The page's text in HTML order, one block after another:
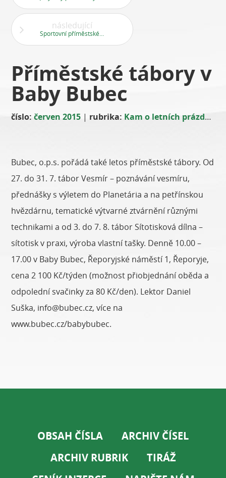
následující
Příměstské tábory v
Baby Bubec
číslo: červen 2015 | rubrika: Kam o letních prázdninách?
Bubec, o.p.s. pořádá také letos příměstské tábory. Od
27. do 31. 7. tábor Vesmír – poznávání vesmíru,
přednášky s výletem do Planetária a na petřínskou
hvězdárnu, tematické výtvarné ztvárnění různými
technikami a od 3. do 7. 8. tábor Sítotisková dílna –
sítotisk v praxi, výroba vlastní tašky. Denně 10.00 –
17.00 v Baby Bubec, Řeporyjské náměstí 1, Řeporyje,
cena 2 100 Kč/týden (možnost přiobjednání oběda a
odpolední svačinky za 80 Kč/den). Lektor Daniel
Suška, info@bubec.cz, více na
www.bubec.cz/babybubec.
OBSAH ČÍSLA
ARCHIV ČÍSEL
ARCHIV RUBRIK
TIRÁŽ